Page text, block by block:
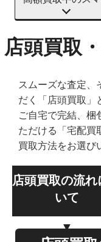
店頭買取
スムーズな査定、
だく「店頭買取」
ご自宅で完結、梱
ただける「宅配買
買取方法をお選び
店頭買取の流れ
いて